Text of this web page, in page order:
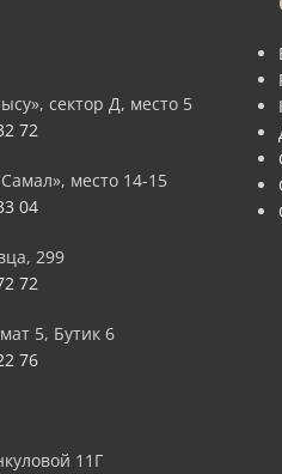
сектор Д, место 5
72
место 14-15
04
299
72
5, Бутик 6
76
11Г